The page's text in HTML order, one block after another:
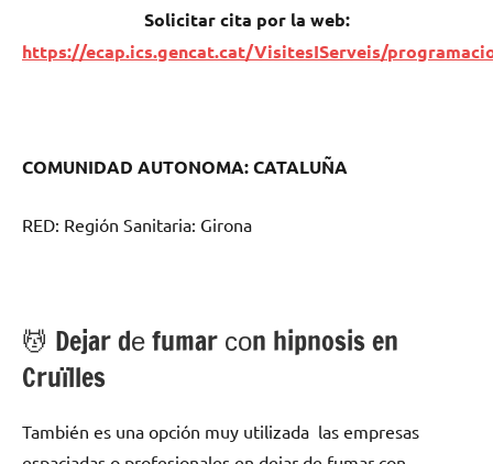
Solicitar cita pοr la web:
https://ecap.ics.gencat.cat/VisitesIServeis/
COMUNIDAD AUTONOMA: CATALUÑA
RED: Región Sanitaria: Girona
💆 ‍Dejar dе fumar сοn hipnosis en
Cruïlles
También es una opción muy utilizada las empresas